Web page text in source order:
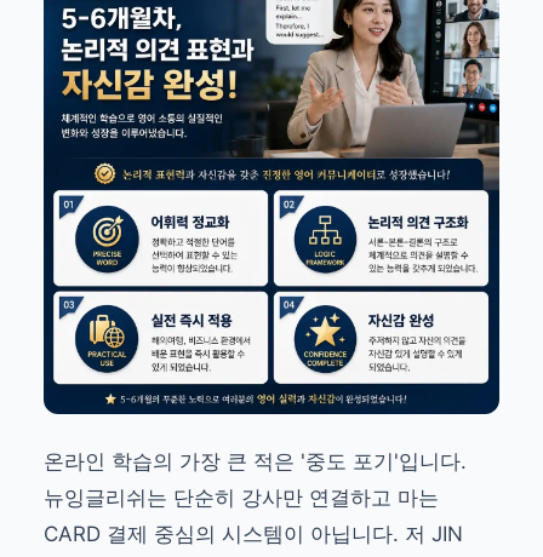
온라인 학습의 가장 큰 적은 '중도 포기'입니다.
뉴잉글리쉬는 단순히 강사만 연결하고 마는
CARD 결제 중심의 시스템이 아닙니다. 저 JIN